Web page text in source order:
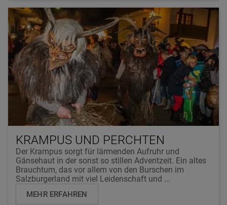
KRAMPUS UND PERCHTEN
Der Krampus sorgt für lärmenden Aufruhr und
Gänsehaut in der sonst so stillen Adventzeit. Ein altes
Brauchtum, das vor allem von den Burschen im
Salzburgerland mit viel Leidenschaft und ...
MEHR ERFAHREN